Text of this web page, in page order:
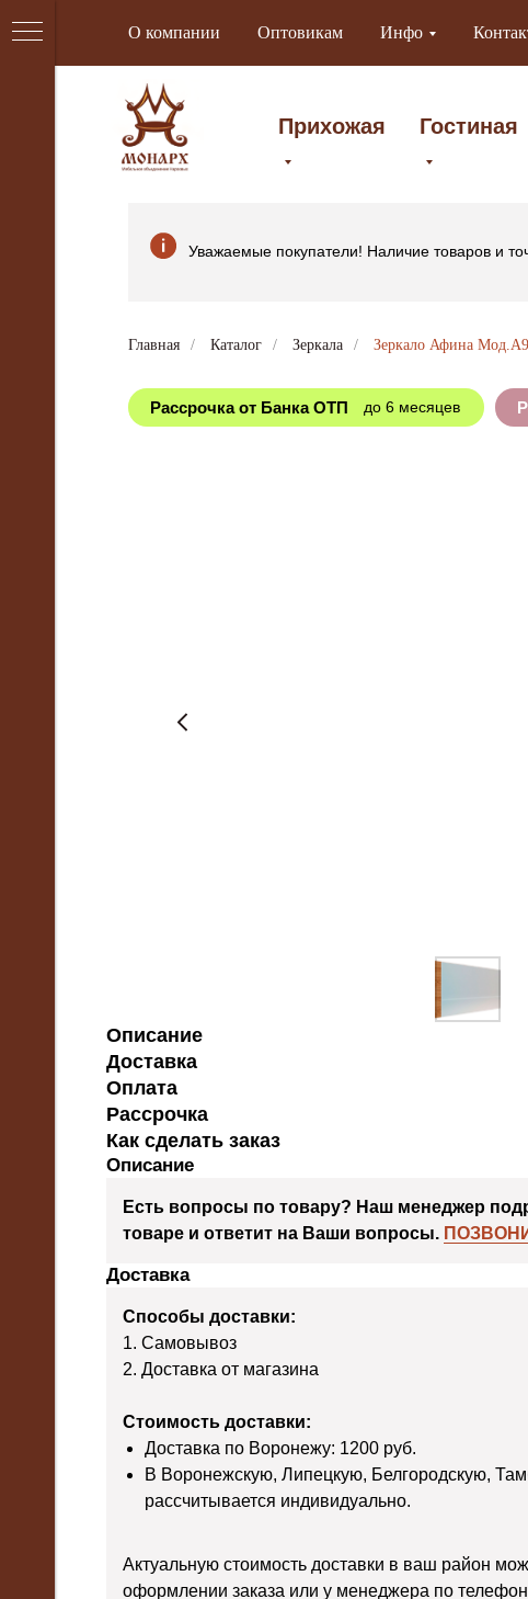
О компании Оптовикам Инфо
Прихожая Гостиная
Уважаемые покупатели! Наличие товаров и
Главная / Каталог / Зеркала / Зеркало Афина Мод.А9
Рассрочка от Банка ОТП до 6 месяцев
Описание
Доставка
Оплата
Рассрочка
Как сделать заказ
Описание
Есть вопросы по товару? Наш менеджер
товаре и ответит на Ваши вопросы.
Доставка
Способы доставки:
1. Самовывоз
2. Доставка от магазина
Стоимость доставки:
Доставка по Воронежу: 1200 руб.
В Воронежскую, Липецкую, Белгородскую,
рассчитывается индивидуально.
Актуальную стоимость доставки в ваш район
оформлении заказа или у менеджера по